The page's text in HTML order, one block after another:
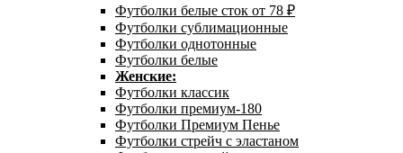
Футболки белые сток от 78 ₽
Футболки сублимационные
Футболки однотонные
Футболки белые
Женские:
Футболки классик
Футболки премиум-180
Футболки Премиум Пенье
Футболки стрейч с эластаном